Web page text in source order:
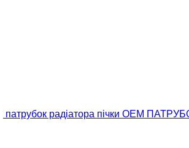
патрубок радіатора пічки OEM